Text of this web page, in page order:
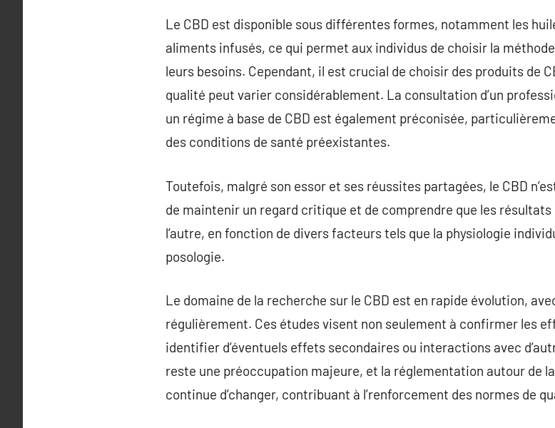
Le CBD est disponible sous différentes formes, notamment les
aliments infusés, ce qui permet aux individus de choisir la
leurs besoins. Cependant, il est crucial de choisir des produits de
qualité peut varier considérablement. La consultation d’un
un régime à base de CBD est également préconisée,
des conditions de santé préexistantes.
Toutefois, malgré son essor et ses réussites partagées, le CBD
de maintenir un regard critique et de comprendre que les résultats
l’autre, en fonction de divers facteurs tels que la physiologie
posologie.
Le domaine de la recherche sur le CBD est en rapide évolution,
régulièrement. Ces études visent non seulement à confirmer les
identifier d’éventuels effets secondaires ou interactions avec
reste une préoccupation majeure, et la réglementation autour de
continue d’changer, contribuant à l’renforcement des normes de